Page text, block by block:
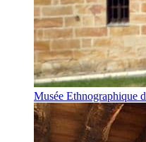
Musée Ethnographique